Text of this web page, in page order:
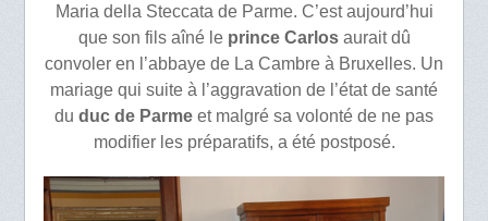
Maria della Steccata de Parme. C’est aujourd’hui
que son fils aîné le prince Carlosaurait dû
convoler en l’abbaye de La Cambre à Bruxelles. Un
mariage qui suite à l’aggravation de l’état de santé
du duc de Parme et malgré sa volonté de ne pas
modifier les préparatifs, a été postposé.